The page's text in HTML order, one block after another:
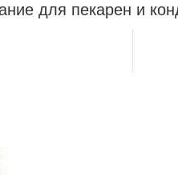
для пекарен и